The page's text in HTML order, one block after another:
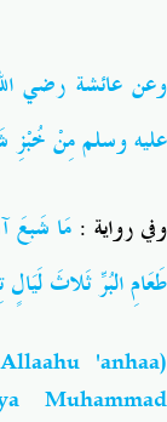
وعن عائشة رضي
عليه وسلممِنْ خُبْزِ
وفي رواية : مَا شَبعَ
طَعَامِ البُرِّ ثَلاثَ
'anhaa)
Muhammad